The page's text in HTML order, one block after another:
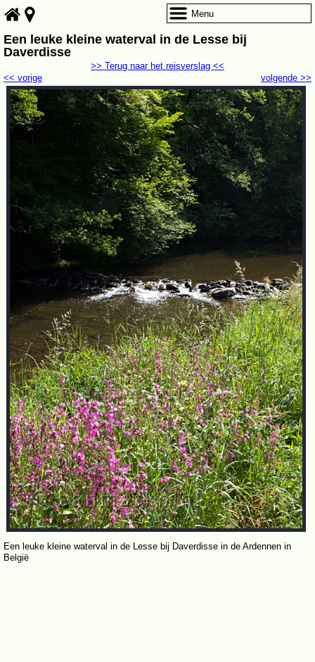
Een leuke kleine waterval in de Lesse bij
Daverdisse
volgende >>
<< vorige
>> Terug naar het reisverslag <<
Een leuke kleine waterval in de Lesse bij Daverdisse in de Ardennen in
België
Menu